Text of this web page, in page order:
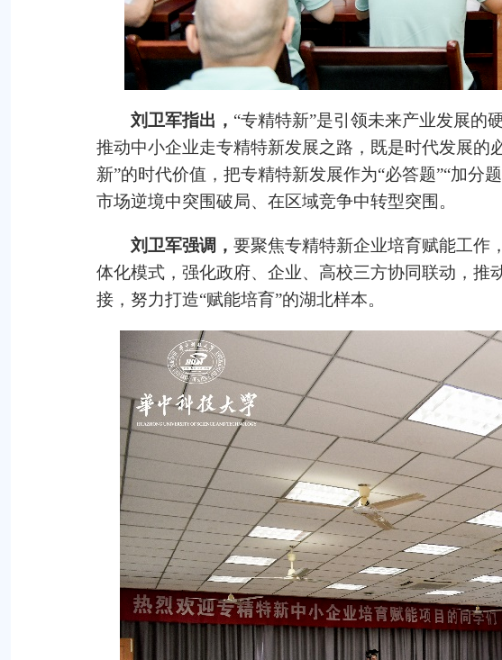
刘卫军指出， “专精特新”是引领未来产业发展的
推动中小企业走专精特新发展之路，既是时代发展
新”的时代价值，把专精特新发展作为“必答题”“加分
市场逆境中突围破局、在区域竞争中转型突围。
刘卫军强调， 要聚焦专精特新企业培育赋能工作
体化模式，强化政府、企业、高校三方协同联动，
接，努力打造“赋能培育”的湖北样本。